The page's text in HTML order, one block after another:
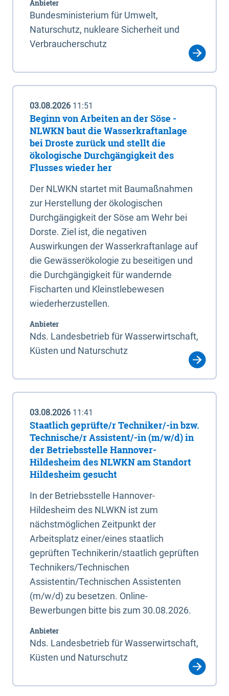
Anbieter
Bundesministerium für Umwelt,
Naturschutz, nukleare Sicherheit und
Verbraucherschutz
03.08.2026 11:51
Beginn von Arbeiten an der Söse -
NLWKN baut die Wasserkraftanlage
bei Droste zurück und stellt die
ökologische Durchgängigkeit des
Flusses wieder her
Der NLWKN startet mit Baumaßnahmen
zur Herstellung der ökologischen
Durchgängigkeit der Söse am Wehr bei
Dorste. Ziel ist, die negativen
Auswirkungen der Wasserkraftanlage auf
die Gewässerökologie zu beseitigen und
die Durchgängigkeit für wandernde
Fischarten und Kleinstlebewesen
wiederherzustellen.
Anbieter
Nds. Landesbetrieb für Wasserwirtschaft,
Küsten und Naturschutz
03.08.2026 11:41
Staatlich geprüfte/r Techniker/-in bzw.
Technische/r Assistent/-in (m/w/d) in
der Betriebsstelle Hannover-
Hildesheim des NLWKN am Standort
Hildesheim gesucht
In der Betriebsstelle Hannover-
Hildesheim des NLWKN ist zum
nächstmöglichen Zeitpunkt der
Arbeitsplatz einer/eines staatlich
geprüften Technikerin/staatlich geprüften
Technikers/Technischen
Assistentin/Technischen Assistenten
(m/w/d) zu besetzen. Online-
Bewerbungen bitte bis zum 30.08.2026.
Anbieter
Nds. Landesbetrieb für Wasserwirtschaft,
Küsten und Naturschutz